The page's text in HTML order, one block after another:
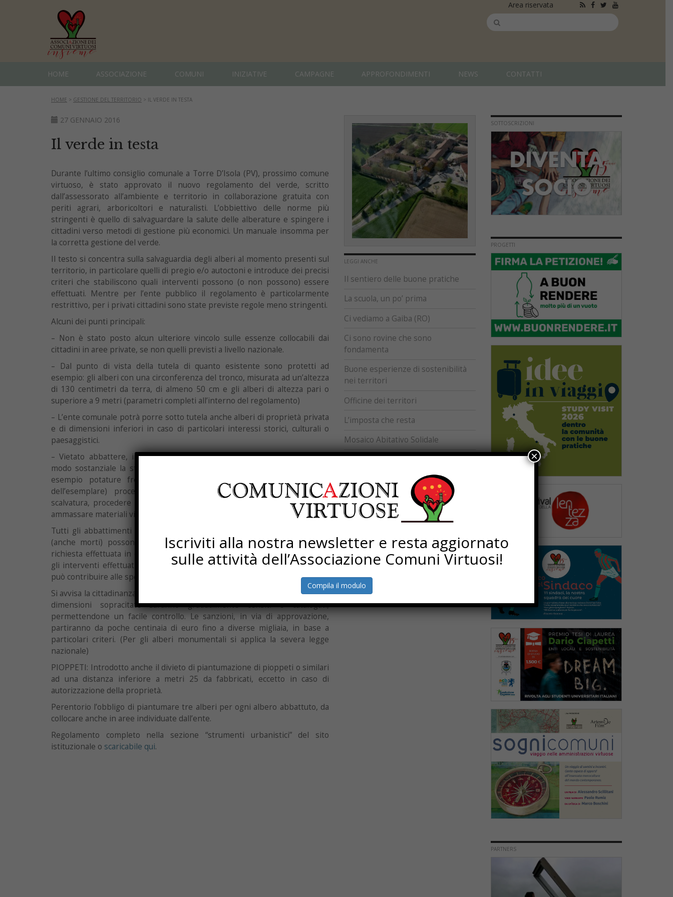
Area riservata
HOME ASSOCIAZIONE COMUNI INIZIATIVE CAMPAGNE APPROFONDIMENTI NEWS CONTATTI
HOME > GESTIONE DEL TERRITORIO > IL VERDE IN TESTA
27 GENNAIO 2016
Il verde in testa
Durante l’ultimo consiglio comunale a Torre D’Isola (PV), prossimo comune
virtuoso, è stato approvato il nuovo regolamento del verde, scritto
dall’assessorato all’ambiente e territorio in collaborazione gratuita con
periti agrari, arboricoltori e naturalisti. L’obbiettivo delle norme più
stringenti è quello di salvaguardare la salute delle alberature e spingere i
cittadini verso metodi di gestione più economici. Un manuale insomma per
la corretta gestione del verde.
Il testo si concentra sulla salvaguardia degli alberi al momento presenti sul
territorio, in particolare quelli di pregio e/o autoctoni e introduce dei precisi
criteri che stabiliscono quali interventi possono (o non possono) essere
effettuati. Mentre per l’ente pubblico il regolamento è particolarmente
restrittivo, per i privati cittadini sono state previste regole meno stringenti.
Alcuni dei punti principali:
– Non è stato posto alcun ulteriore vincolo sulle essenze collocabili dai
cittadini in aree private, se non quelli previsti a livello nazionale.
– Dal punto di vista della tutela di quanto esistente sono protetti ad
esempio: gli alberi con una circonferenza del tronco, misurata ad un’altezza
di 130 centimetri da terra, di almeno 50 cm e gli alberi di altezza pari o
superiore a 9 metri (parametri completi all’interno del regolamento)
– L’ente comunale potrà porre sotto tutela anche alberi di proprietà privata
e di dimensioni inferiori in caso di particolari interessi storici, culturali o
paesaggistici.
– Vietato abbattere, incendiare, danneggiare, rimuovere o modificare in
modo sostanziale la struttura e la chioma di alberi e arbusti protetti (ad
esempio potature frequenti ed eccessive che deformano la chioma
dell’esemplare) procedere a capitozzatura (eliminare il cimale) o a
scalvatura, procedere a scavi, impermeabilizzare, compattare il terreno o
ammassare materiali vicino agli alberi protetti (vedere tabella).
Tutti gli abbattimenti o gli interventi da attuare sugli alberi in questione
(anche morti) possono essere effettuati solamente dopo una semplice
richiesta effettuata in comune e il rilascio dell’autorizzazione specifica, per
gli interventi effettuati su alberi privati di particolare interesse il comune
può contribuire alle spese per il 50% dell’importo.
Si avvisa la cittadinanza che tutti gli alberi (pubblici e privati) rientranti nelle
dimensioni sopracitate saranno gradualmente censiti e catalogati,
permettendone un facile controllo. Le sanzioni, in via di approvazione,
partiranno da poche centinaia di euro fino a diverse migliaia, in base a
particolari criteri. (Per gli alberi monumentali si applica la severa legge
nazionale)
PIOPPETI: Introdotto anche il divieto di piantumazione di pioppeti o similari
ad una distanza inferiore a metri 25 da fabbricati, eccetto in caso di
autorizzazione della proprietà.
Perentorio l’obbligo di piantumare tre alberi per ogni albero abbattuto, da
collocare anche in aree individuate dall’ente.
Regolamento completo nella sezione “strumenti urbanistici” del sito
istituzionale o scaricabile qui.
LEGGI ANCHE
Il sentiero delle buone pratiche
La scuola, un po’ prima
Ci vediamo a Gaiba (RO)
Ci sono rovine che sono
fondamenta
Buone esperienze di sostenibilità
nei territori
Officine dei territori
L’imposta che resta
Mosaico Abitativo Solidale
Torna Sapere Comune
SOTTOSCRIZIONI
PROGETTI
PARTNERS
Iscriviti alla nostra newsletter e resta aggiornato
sulle attività dell’Associazione Comuni Virtuosi!
Compila il modulo
×